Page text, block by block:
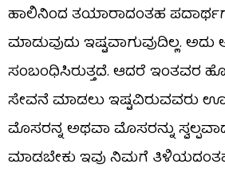
ಹಾಲಿನಿಂದ ತಯಾರಾದಂತಹ
ಮಾಡುವುದು ಇಷ್ಟವಾಗುವುದಿಲ್ಲ. ಅದು
ಸಂಬಂಧಿಸಿರುತ್ತದೆ. ಆದರೆ ಇಂತವರ
ಸೇವನೆ ಮಾಡಲು ಇಷ್ಟವಿರುವವರು
ಮೊಸರನ್ನ ಅಥವಾ ಮೊಸರನ್ನು
ಮಾಡಬೇಕು ಇವು ನಿಮಗೆ